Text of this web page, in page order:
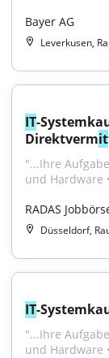
Bayer AG
Leverkusen,
IT-
Direktvermit
"...Ihre
und Hardware
RADAS
Düsseldorf,
IT-
"...Ihre
und Hardware